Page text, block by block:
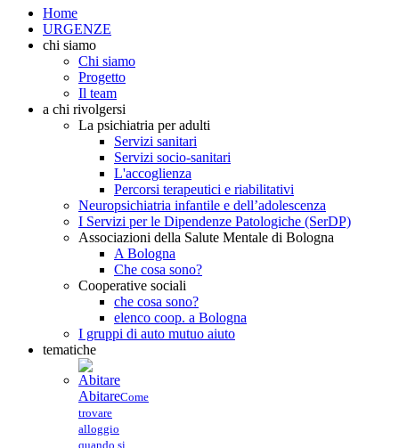
Home
URGENZE
chi siamo
Chi siamo
Progetto
Il team
a chi rivolgersi
La psichiatria per adulti
Servizi sanitari
Servizi socio-sanitari
L'accoglienza
Percorsi terapeutici e riabilitativi
Neuropsichiatria infantile e dell’adolescenza
I Servizi per le Dipendenze Patologiche (SerDP)
Associazioni della Salute Mentale di Bologna
A Bologna
Che cosa sono?
Cooperative sociali
che cosa sono?
elenco coop. a Bologna
I gruppi di auto mutuo aiuto
tematiche
AbitareCome
trovare
alloggio
quando si